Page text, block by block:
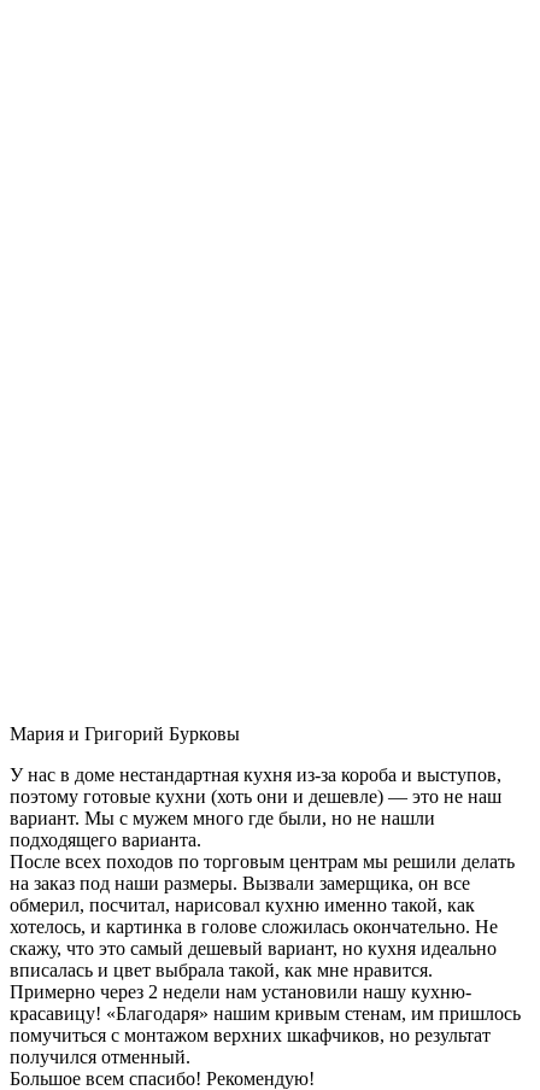
Мария и Григорий Бурковы
У нас в доме нестандартная кухня из-за короба и выступов,
поэтому готовые кухни (хоть они и дешевле) — это не наш
вариант. Мы с мужем много где были, но не нашли
подходящего варианта.
После всех походов по торговым центрам мы решили делать
на заказ под наши размеры. Вызвали замерщика, он все
обмерил, посчитал, нарисовал кухню именно такой, как
хотелось, и картинка в голове сложилась окончательно. Не
скажу, что это самый дешевый вариант, но кухня идеально
вписалась и цвет выбрала такой, как мне нравится.
Примерно через 2 недели нам установили нашу кухню-
красавицу! «Благодаря» нашим кривым стенам, им пришлось
помучиться с монтажом верхних шкафчиков, но результат
получился отменный.
Большое всем спасибо! Рекомендую!